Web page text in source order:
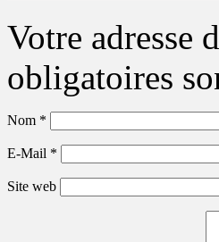
Votre adresse
obligatoires
Nom *
E-Mail *
Site web